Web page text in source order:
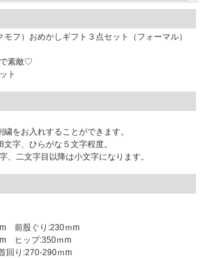
モフ）おめかしギフト３点セット（フォーマル）
素敵♡
ト
をお入れすることができます。
字、ひらがな５文字程度。
、二文字目以降は小文字になります。
m 前股ぐり:230ｍm
ップ:350ｍm
回り:270-290ｍm